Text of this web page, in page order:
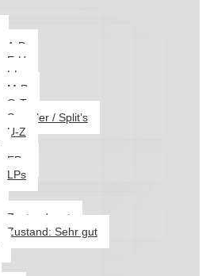
A-D
E-H
I-L
M-P
Q-T
Sampler / Split’s
U-Z
EPs
LPs
Zustand: gut
Zustand: Sehr gut